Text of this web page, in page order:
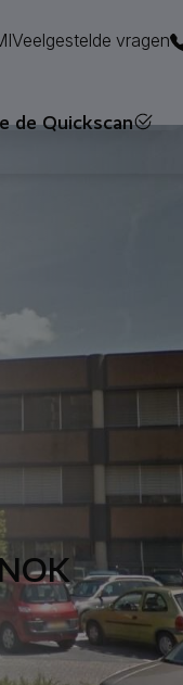
Veelgestelde vragen
de Quickscan